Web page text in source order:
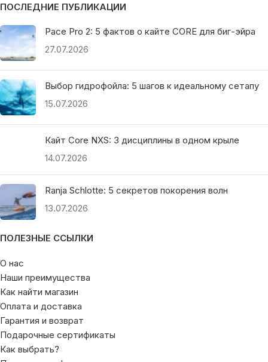
ПОСЛЕДНИЕ ПУБЛИКАЦИИ
Pace Pro 2: 5 фактов о кайте CORE для биг-эйра
27.07.2026
Выбор гидрофойла: 5 шагов к идеальному сетапу
15.07.2026
Кайт Core NXS: 3 дисциплины в одном крыле
14.07.2026
Ranja Schlotte: 5 секретов покорения волн
13.07.2026
ПОЛЕЗНЫЕ ССЫЛКИ
О нас
Наши преимущества
Как найти магазин
Оплата и доставка
Гарантия и возврат
Подарочные сертификаты
Как выбрать?